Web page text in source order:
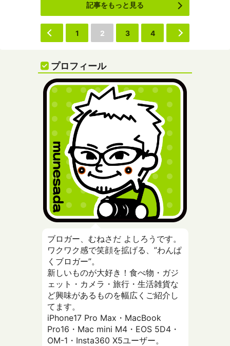
記事をもっと見る
‹ 1 2 3 4 ›
プロフィール
ブロガー、むねさだ よしろうです。
ワクワク感で笑顔を拡げる、”わんぱ
くブロガー”。
新しいものが大好き！食べ物・ガジ
ェット・カメラ・旅行・生活雑貨な
ど興味があるものを幅広くご紹介し
てます。
iPhone17 Pro Max・MacBook
Pro16・Mac mini M4・EOS 5D4・
OM-1・Insta360 X5ユーザー。